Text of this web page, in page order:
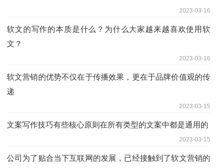
2023-03-16
软文的写作的本质是什么？为什么大家越来越喜欢使用软
文？
2023-03-16
软文营销的优势不仅在于传播效果，更在于品牌价值观的传
递
2023-03-15
文案写作技巧有些核心原则在所有类型的文案中都是通用的
2023-03-15
公司为了贴合当下互联网的发展，已经接触到了软文营销的